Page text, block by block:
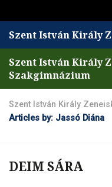
Szent István Király
Szent István Király
Szakgimnázium
Szent István Király
Articles by: Jassó Diána
DEIM SÁRA